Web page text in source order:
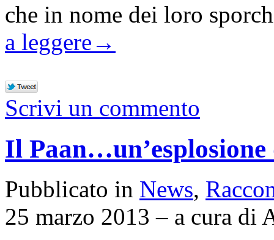
che in nome dei loro
a leggere →
Scrivi un commento
Il
Pubblicato in News,
25 marzo 2013 – a cura di